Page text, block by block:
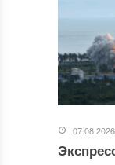
07.08.2026